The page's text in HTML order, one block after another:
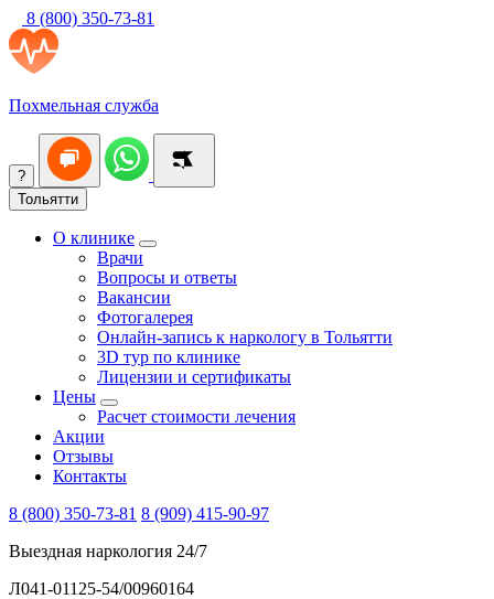
8 (800) 350-73-81
Похмельная служба
?
Тольятти
О клинике
Врачи
Вопросы и ответы
Вакансии
Фотогалерея
Онлайн-запись к наркологу в Тольятти
3D тур по клинике
Лицензии и сертификаты
Цены
Расчет стоимости лечения
Акции
Отзывы
Контакты
8 (800) 350-73-81 8 (909) 415-90-97
Выездная наркология 24/7
Л041-01125-54/00960164